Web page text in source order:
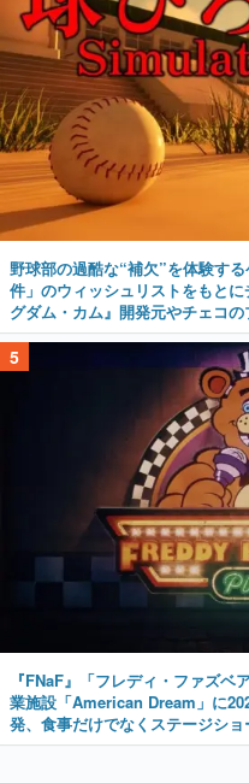
野球部の過酷な“補欠”を体験す
件」のウィッシュリストをもと
グダム・カム』開発元やチェコ
5
『FNaF』「フレディ・ファズ
業施設「American Dream」に
発、食事だけでなくステージシ